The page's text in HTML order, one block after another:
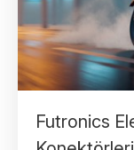
Futronics